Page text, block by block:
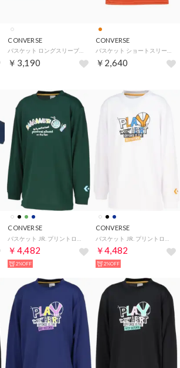
CONVERSE
￥3,190
CONVERSE
￥2,640
CONVERSE
￥4,482
2%OFF
CONVERSE
￥4,482
2%OFF